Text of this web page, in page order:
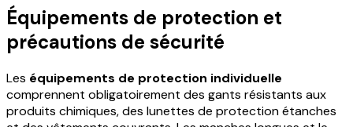
Équipements de protection et
précautions de sécurité
Les équipements de protection individuelle
comprennent obligatoirement des gants résistants aux
produits chimiques, des lunettes de protection étanches